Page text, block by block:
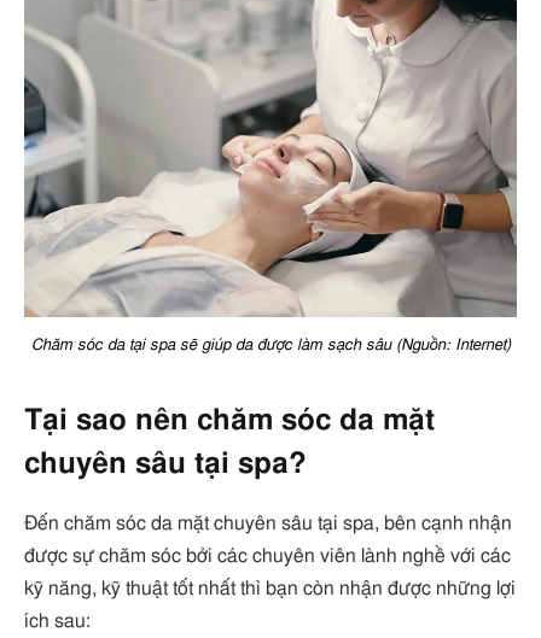
Chăm sóc da tại spa sẽ giúp da được làm sạch sâu (Nguồn: Internet)
Tại sao nên chăm sóc da mặt
chuyên sâu tại spa?
Đến chăm sóc da mặt chuyên sâu tại spa, bên cạnh nhận
được sự chăm sóc bởi các chuyên viên lành nghề với các
kỹ năng, kỹ thuật tốt nhất thì bạn còn nhận được những lợi
ích sau: